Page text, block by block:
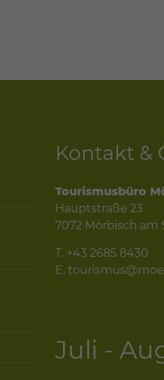
Kontakt &
Tourismusbüro
Hauptstraße 23
7072 Mörbisch am
T. +43 2685 8430
E.
Juli -